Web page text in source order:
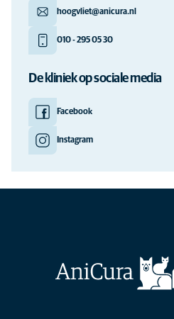
hoogvliet@anicura.nl
010 - 295 05 30
De kliniek op sociale media
Facebook
Instagram